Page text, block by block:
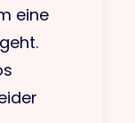
eine